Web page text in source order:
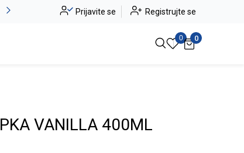
Alma Ras do -50% Pogledaj više
Prijavite se Registrujte se
0 0
VANILLA 400ML